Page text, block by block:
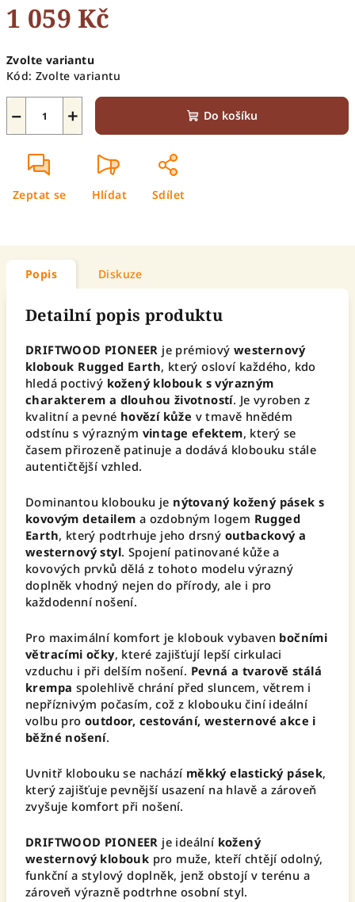
1 059 Kč
cena:
Zvolte variantu
Kód: Zvolte variantu
+
− Do košíku
Zeptat se Hlídat Sdílet
Popis Diskuze
Detailní popis produktu
DRIFTWOOD PIONEER je prémiovýwesternový
klobouk Rugged Earth, který osloví každého, kdo
hledá poctivý kožený klobouk s výrazným
charakterem a dlouhou životností. Je vyroben z
kvalitní a pevné hovězí kůže v tmavě hnědém
odstínu s výrazným vintage efektem, který se
časem přirozeně patinuje a dodává klobouku stále
autentičtější vzhled.
Dominantou klobouku je nýtovaný kožený pásek s
kovovým detailem a ozdobným logem Rugged
Earth, který podtrhuje jeho drsný outbackový a
westernový styl. Spojení patinované kůže a
kovových prvků dělá z tohoto modelu výrazný
doplněk vhodný nejen do přírody, ale i pro
každodenní nošení.
Pro maximální komfort je klobouk vybaven bočními
větracími očky, které zajišťují lepší cirkulaci
vzduchu i při delším nošení. Pevná a tvarově stálá
krempa spolehlivě chrání před sluncem, větrem i
nepříznivým počasím, což z klobouku činí ideální
volbu prooutdoor, cestování, westernové akce i
běžné nošení.
Uvnitř klobouku se nachází měkký elastický pásek,
který zajišťuje pevnější usazení na hlavě a zároveň
zvyšuje komfort při nošení.
DRIFTWOOD PIONEER je ideální kožený
westernový klobouk pro muže, kteří chtějí odolný,
funkční a stylový doplněk, jenž obstojí v terénu a
zároveň výrazně podtrhne osobní styl.